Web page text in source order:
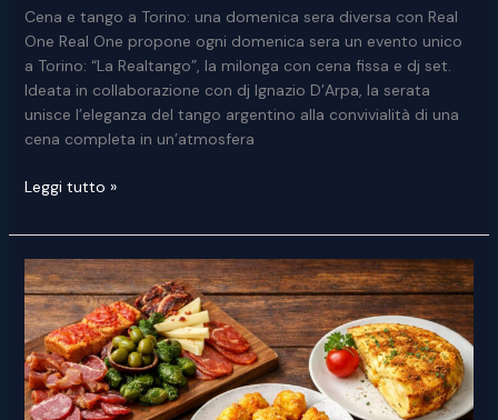
Cena e tango a Torino: una domenica sera diversa con Real
One Real One propone ogni domenica sera un evento unico
a Torino: “La Realtango”, la milonga con cena fissa e dj set.
Ideata in collaborazione con dj Ignazio D’Arpa, la serata
unisce l’eleganza del tango argentino alla convivialità di una
cena completa in un’atmosfera
Cena
Tango
a
Torino:
La
Realtango
–
Domenica
con
Leggi tutto »